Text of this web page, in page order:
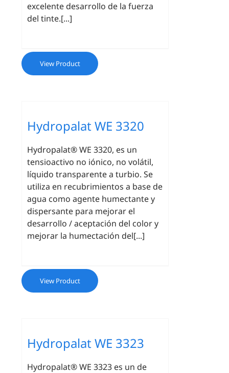
excelente desarrollo de la fuerza
del tinte.[...]
View Product
Hydropalat WE 3320
Hydropalat® WE 3320, es un
tensioactivo no iónico, no volátil,
líquido transparente a turbio. Se
utiliza en recubrimientos a base de
agua como agente humectante y
dispersante para mejorar el
desarrollo / aceptación del color y
mejorar la humectación del[...]
View Product
Hydropalat WE 3323
Hydropalat® WE 3323 es un de